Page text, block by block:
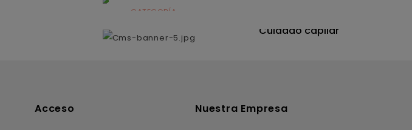
CATEGORÍA
Cuidado capilar
Acceso Nuestra Empresa